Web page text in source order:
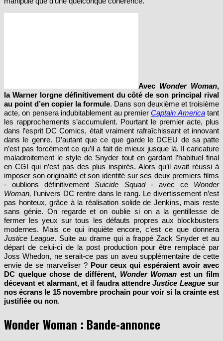
la Warner lorgne définitivement du côté de son principal rival
au point d’en copier la formule. Dans son deuxième et troisième
acte, on pensera indubitablement au premierCaptain Americatant
les rapprochements s’accumulent. Pourtant le premier acte, plus
dans l’esprit DC Comics, était vraiment rafraîchissant et innovant
dans le genre. D’autant que ce que garde le DCEU de sa patte
n’est pas forcément ce qu’il a fait de mieux jusque là. Il caricature
maladroitement le style de Snyder tout en gardant l’habituel final
en CGI qui n’est pas des plus inspirés. Alors qu’il avait réussi à
imposer son originalité et son identité sur ses deux premiers films
- oublions définitivementSuicide Squad- avec ceWonder
Woman,l’univers DC rentre dans le rang. Le divertissement n’est
pas honteux, grâce à la réalisation solide de Jenkins, mais reste
sans génie. On regarde et on oublie si on a la gentillesse de
fermer les yeux sur tous les défauts propres aux blockbusters
modernes. Mais ce qui inquiète encore, c’est ce que donnera
Justice League. Suite au drame qui a frappé Zack Snyder et au
départ de celui-ci de la post production pour être remplacé par
Joss Whedon, ne serait-ce pas un aveu supplémentaire de cette
envie de se marveliser ?Pour ceux qui espéraient avoir avec
DC quelque chose de différent,Wonder Womanest un film
décevant et alarmant, et il faudra attendreJustice League sur
nos écrans le 15 novembre prochain pour voir si la crainte est
justifiée ou non.